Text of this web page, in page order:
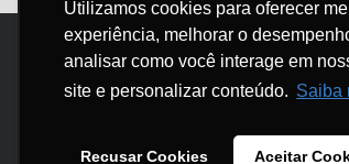
Utilizamos cookies para oferecer
experiência, melhorar o
analisar como você interage em
site e personalizar conteúdo. Saiba
Recusar Cookies Aceitar
Utilizamos cookies para oferecer
experiência, melhorar o
analisar como você interage em
site e personalizar conteúdo. Saiba
Recusar Cookies Aceitar